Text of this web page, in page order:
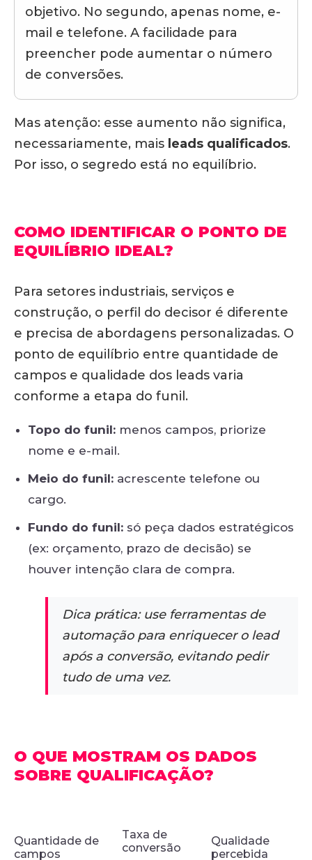
objetivo. No segundo, apenas nome, e-
mail e telefone. A facilidade para
preencher pode aumentar o número
de conversões.
Mas atenção: esse aumento não significa,
necessariamente, mais leads qualificados.
Por isso, o segredo está no equilíbrio.
COMO IDENTIFICAR O PONTO DE
EQUILÍBRIO IDEAL?
Para setores industriais, serviços e
construção, o perfil do decisor é diferente
e precisa de abordagens personalizadas. O
ponto de equilíbrio entre quantidade de
campos e qualidade dos leads varia
conforme a etapa do funil .
Topo do funil: menos campos, priorize
nome e e-mail.
Meio do funil: acrescente telefone ou
cargo.
Fundo do funil: só peça dados estratégicos
(ex: orçamento, prazo de decisão) se
houver intenção clara de compra.
Dica prática: use ferramentas de
automação para enriquecer o lead
após a conversão, evitando pedir
tudo de uma vez.
O QUE MOSTRAM OS DADOS
SOBRE QUALIFICAÇÃO?
Quantidade de
campos
Taxa de
conversão
Qualidade
percebida